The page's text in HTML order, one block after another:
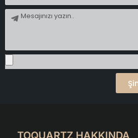
s
i
m
j
TOQUARTZ HAKKINDA